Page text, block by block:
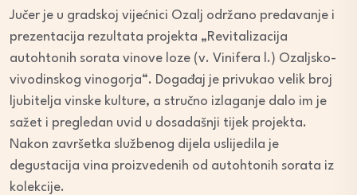
Jučer je u gradskoj vijećnici Ozalj održano predavanje i
prezentacija rezultata projekta „Revitalizacija
autohtonih sorata vinove loze (v. Vinifera l.) Ozaljsko-
vivodinskog vinogorja“. Događaj je privukao velik broj
ljubitelja vinske kulture, a stručno izlaganje dalo im je
sažet i pregledan uvid u dosadašnji tijek projekta.
Nakon završetka službenog dijela uslijedila je
degustacija vina proizvedenih od autohtonih sorata iz
kolekcije.